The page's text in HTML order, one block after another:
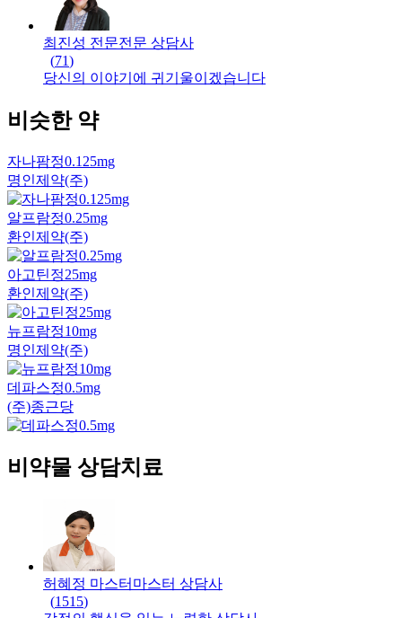
최진성 전문전문 상담사
(71)
당신의 이야기에 귀기울이겠습니다
비슷한 약
자나팜정0.125mg
명인제약(주)
알프람정0.25mg
환인제약(주)
아고틴정25mg
환인제약(주)
뉴프람정10mg
명인제약(주)
데파스정0.5mg
(주)종근당
비약물 상담치료
허혜정 마스터 마스터 상담사
(1515)